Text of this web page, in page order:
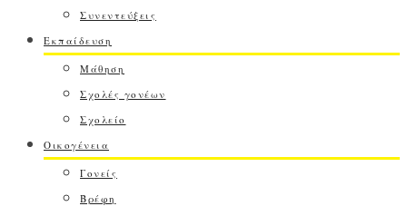
Συνεντεύξεις
Εκπαίδευση
Μάθηση
Σχολές γονέων
Σχολείο
Οικογένεια
Γονείς
Βρέφη